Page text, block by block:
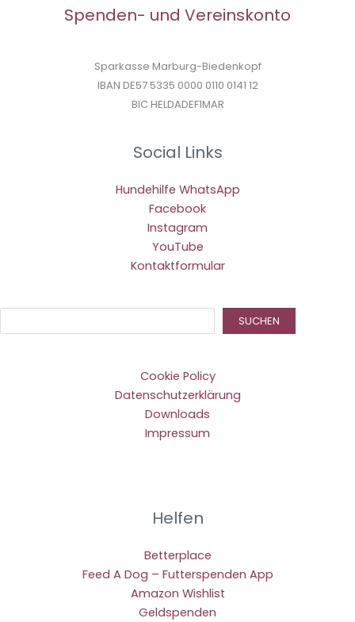
Spenden- und Vereinskonto
Sparkasse Marburg-Biedenkopf
IBAN DE57 5335 0000 0110 0141 12
BIC HELDADEF1MAR
Social Links
Hundehilfe WhatsApp
Facebook
Instagram
YouTube
Kontaktformular
SUCHEN
Cookie Policy
Datenschutzerklärung
Downloads
Impressum
Helfen
Betterplace
Feed A Dog – Futterspenden App
Amazon Wishlist
Geldspenden